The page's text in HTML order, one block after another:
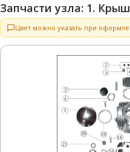
Запчасти узла: 1.
Цвет можно указать при